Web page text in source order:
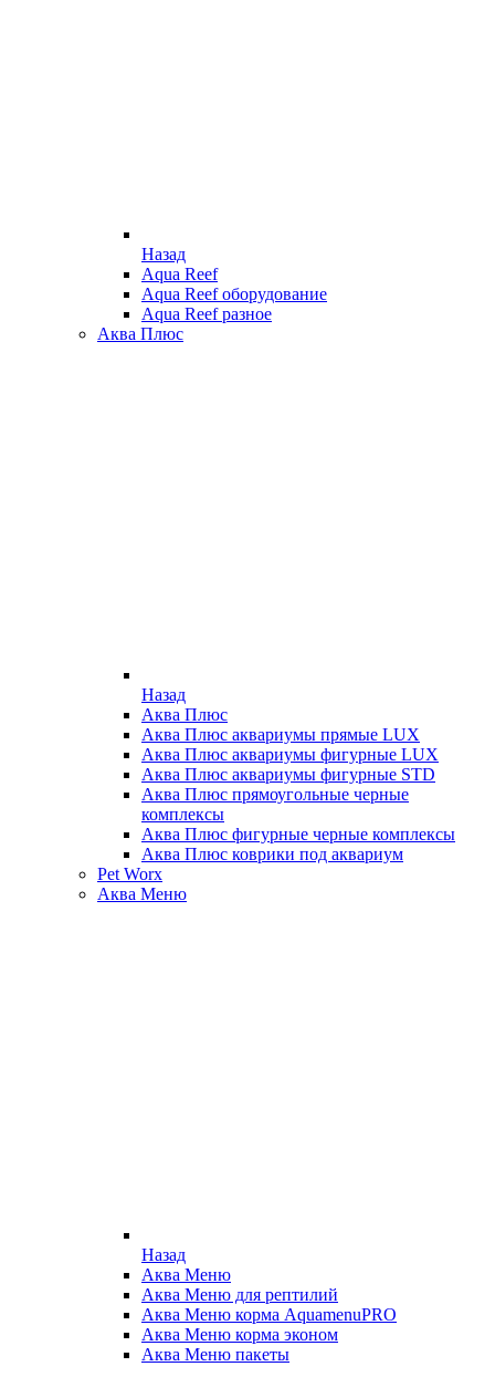
Назад
Aqua Reef
Aqua Reef оборудование
Aqua Reef разное
Аква Плюс
Назад
Аква Плюс
Аква Плюс аквариумы прямые LUX
Аква Плюс аквариумы фигурные LUX
Аква Плюс аквариумы фигурные STD
Аква Плюс прямоугольные черные
комплексы
Аква Плюс фигурные черные комплексы
Аква Плюс коврики под аквариум
Pet Worx
Аква Меню
Назад
Аква Меню
Аква Меню для рептилий
Аква Меню корма AquamenuPRO
Аква Меню корма эконом
Аква Меню пакеты